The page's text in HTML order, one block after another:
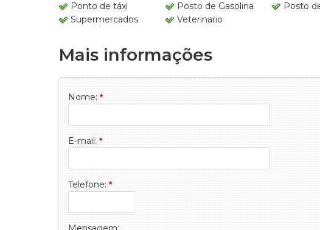
Ponto de táxi
Posto de Gasolina Posto
Supermercados
Veterinario
Mais informações
Nome: *
E-mail: *
Telefone: *